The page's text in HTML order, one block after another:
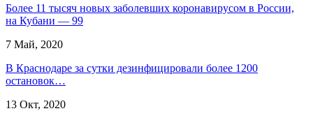
Более 11 тысяч новых заболевших коронавирусом в России,
на Кубани — 99
7 Май, 2020
В Краснодаре за сутки дезинфицировали более 1200
остановок…
13 Окт, 2020